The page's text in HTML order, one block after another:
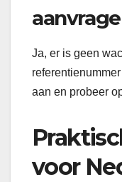
Ja, er is geen
aan en probeer
voor